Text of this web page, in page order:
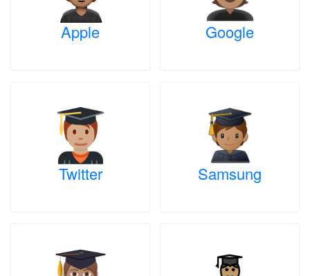
Apple Google
Twitter Samsung